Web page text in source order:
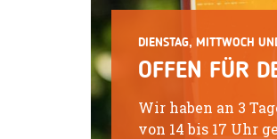
DIENSTAG, MITTWOCH
OFFEN FÜR
Wir haben an 3
von 14 bis 17 Uhr